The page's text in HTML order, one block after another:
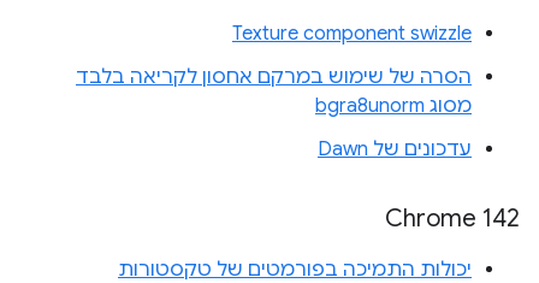
Texture component swizzle
הסרה של שימוש במרקם אחסון לקריאה בלבד
מסוג bgra8unorm
עדכונים של Dawn
Chrome 142
יכולות התמיכה בפורמטים של טקסטורות